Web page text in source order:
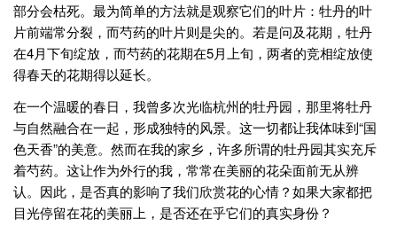
部分会枯死。最为简单的方法就是观察它们的叶片：牡丹的叶
片前端常分裂，而芍药的叶片则是尖的。若是问及花期，牡丹
在4月下旬绽放，而芍药的花期在5月上旬，两者的竞相绽放使
得春天的花期得以延长。
在一个温暖的春日，我曾多次光临杭州的牡丹园，那里将牡丹
与自然融合在一起，形成独特的风景。这一切都让我体味到“国
色天香”的美意。然而在我的家乡，许多所谓的牡丹园其实充斥
着芍药。这让作为外行的我，常常在美丽的花朵面前无从辨
认。因此，是否真的影响了我们欣赏花的心情？如果大家都把
目光停留在花的美丽上，是否还在乎它们的真实身份？